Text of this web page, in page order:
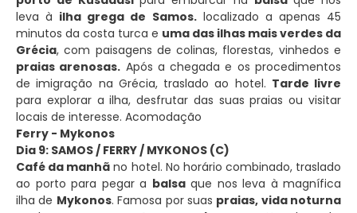
leva à ilha grega de Samos.localizado a apenas 45
minutos da costa turca e uma das ilhas mais verdes da
Grécia, com paisagens de colinas, florestas, vinhedos e
praias arenosas. Após a chegada e os procedimentos
de imigração na Grécia, traslado ao hotel. Tarde livre
para explorar a ilha, desfrutar das suas praias ou visitar
locais de interesse. Acomodação
Ferry - Mykonos
Dia 9: SAMOS / FERRY / MYKONOS (C)
Café da manhã no hotel. No horário combinado, traslado
ao porto para pegar a balsaque nos leva à magnífica
ilha de Mykonos. Famosa por suas praias, vida noturna